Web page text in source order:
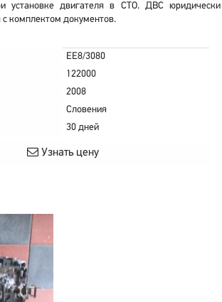
установке двигателя в СТО. ДВС юридически
с комплектом документов.
EE8/3080
122000
2008
Словения
30 дней
Узнать цену